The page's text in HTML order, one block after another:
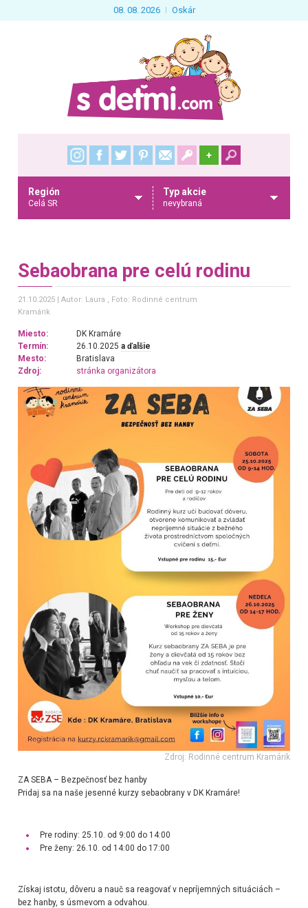
08. 08. 2026 Oskár
+
Región
Celá SR
Typ akcie
nevybraná
Sebaobrana pre celú rodinu
21.10.2025 Autor: Laura , Foto: Rodinné centrum
Kramárik
Miesto:
DK Kramáre
Termín:
26.10.2025a ďalšie
Mesto:
Bratislava
Zdroj:
stránka organizátora
Zdroj: Rodinné centrum Kramárik
ZA SEBA – Bezpečnosť bez hanby
Pridaj sa na naše jesenné kurzy sebaobrany v DK Kramáre!
Pre rodiny: 25.10. od 9:00 do 14:00
Pre ženy: 26.10. od 14:00 do 17:00
Získaj istotu, dôveru a nauč sa reagovať v nepríjemných situáciách –
bez hanby, s úsmevom a odvahou.